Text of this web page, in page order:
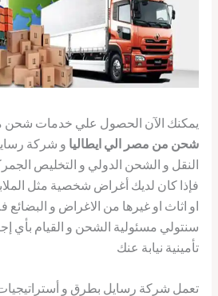
يمكنك الآن الحصول علي خدمات شحن
شحن من مصر الي ايطاليا و شركة
النقل و الشحن الدولي و التخليص
فإذا كان لديك أغراض شخصية مثل
او اثاث او غيرها من الاغراض و البضائع
سنتولي مسئولية الشحن و القيام بأي
تأمينية نيابة عنك
تعمل شركة رسايل بطرق و أستراتيجيات